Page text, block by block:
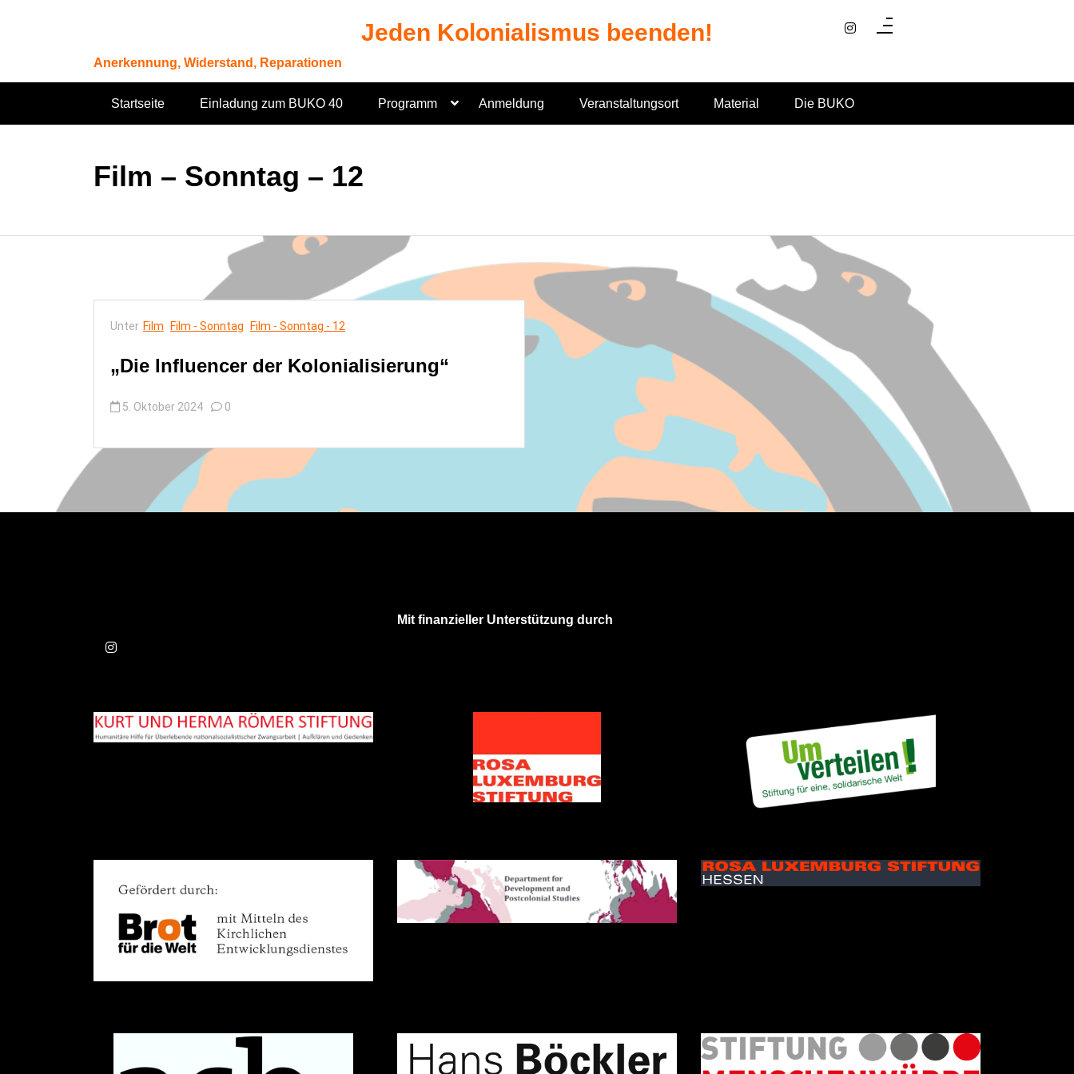
Jeden Kolonialismus beenden!
Anerkennung, Widerstand, Reparationen
Startseite Einladung zum BUKO 40 Programm Anmeldung Veranstaltungsort Material Die BUKO
Film – Sonntag – 12
Unter Film Film - Sonntag Film - Sonntag - 12
„Die Influencer der Kolonialisierung“
5. Oktober 2024 0
Mit finanzieller Unterstützung durch